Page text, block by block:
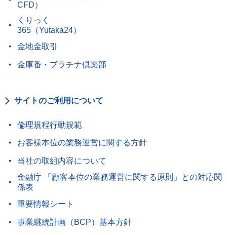
CFD）
くりっく
365（Yutaka24）
金地金取引
金庫番・プラチナ倶楽部
サイトのご利用について
倫理規程行動規範
お客様本位の業務運営に関する方針
当社の取組内容について
金融庁 「顧客本位の業務運営に関する原則」との対応関
係表
重要情報シート
事業継続計画（BCP）基本方針